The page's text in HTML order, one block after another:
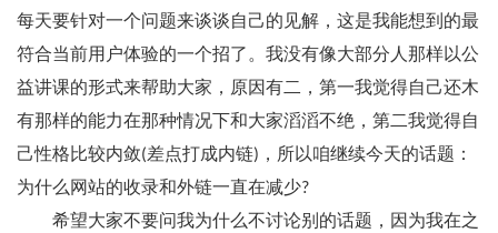
每天要针对一个问题来谈谈自己的见解，这是我能想到的最
符合当前用户体验的一个招了。我没有像大部分人那样以公
益讲课的形式来帮助大家，原因有二，第一我觉得自己还木
有那样的能力在那种情况下和大家滔滔不绝，第二我觉得自
己性格比较内敛(差点打成内链)，所以咱继续今天的话题：
为什么网站的收录和外链一直在减少?
希望大家不要问我为什么不讨论别的话题，因为我在之